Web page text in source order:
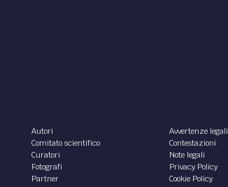
Autori
Comitato scientifico
Curatori
Fotografi
Partner
Avvertenze legali
Contestazioni
Note legali
Privacy Policy
Cookie Policy